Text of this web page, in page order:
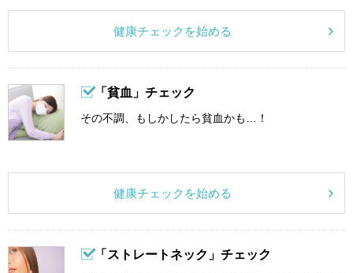
健康チェックを始める
「貧血」チェック
その不調、もしかしたら貧血かも…！
健康チェックを始める
「ストレートネック」チェック